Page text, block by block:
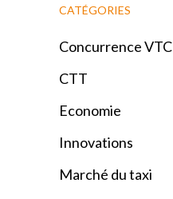
CATÉGORIES
Concurrence VTC
CTT
Economie
Innovations
Marché du taxi